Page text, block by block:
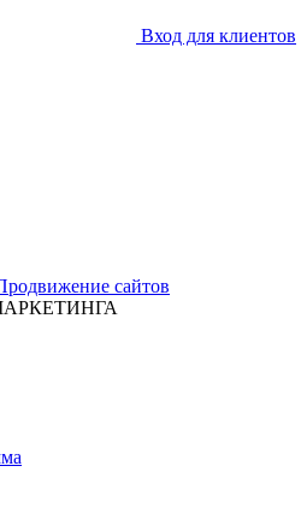
Вход для клиентов